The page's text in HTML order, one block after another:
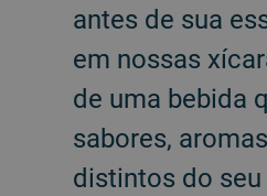
antes de sua
em nossas
de uma bebida
sabores,
distintos do